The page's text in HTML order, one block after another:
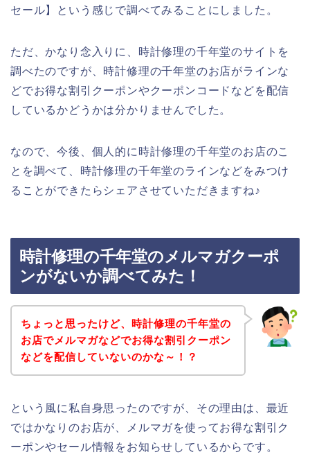
セール】という感じで調べてみることにしました。
ただ、かなり念入りに、時計修理の千年堂のサイトを
調べたのですが、時計修理の千年堂のお店がラインな
どでお得な割引クーポンやクーポンコードなどを配信
しているかどうかは分かりませんでした。
なので、今後、個人的に時計修理の千年堂のお店のこ
とを調べて、時計修理の千年堂のラインなどをみつけ
ることができたらシェアさせていただきますね♪
時計修理の千年堂のメルマガクーポ
ンがないか調べてみた！
ちょっと思ったけど、時計修理の千年堂の
お店でメルマガなどでお得な割引クーポン
などを配信していないのかな～！？
という風に私自身思ったのですが、その理由は、最近
ではかなりのお店が、メルマガを使ってお得な割引ク
ーポンやセール情報をお知らせしているからです。